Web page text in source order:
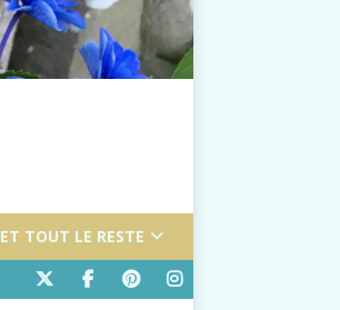
ET TOUT LE RESTE